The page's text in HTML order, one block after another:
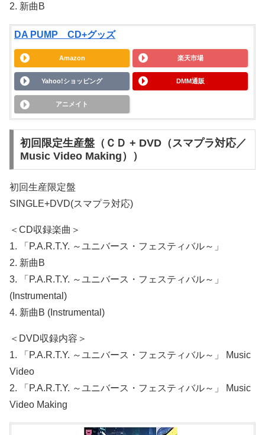
2. 新曲B
DA PUMP CD+グッズ
Amazon 楽天市場
Yahoo!ショッピング DMM通販
アニメイト
初回限定生産盤（ＣＤ + DVD（スマプラ対応／
Music Video Making））
初回生産限定盤
SINGLE+DVD(スマプラ対応)
＜CD収録楽曲＞
1. 「P.A.R.T.Y. ～ユニバース・フェスティバル～」
2. 新曲B
3. 「P.A.R.T.Y. ～ユニバース・フェスティバル～」
(Instrumental)
4. 新曲B (Instrumental)
＜DVD収録内容＞
1. 「P.A.R.T.Y. ～ユニバース・フェスティバル～」 Music
Video
2. 「P.A.R.T.Y. ～ユニバース・フェスティバル～」 Music
Video Making